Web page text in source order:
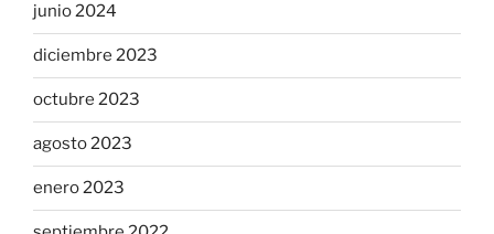
junio 2024
diciembre 2023
octubre 2023
agosto 2023
enero 2023